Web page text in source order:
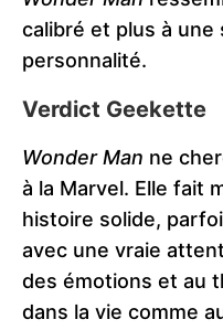
calibré et plus à une
personnalité.
Verdict Geekette
Wonder Man ne
à la Marvel. Elle fait
histoire solide,
avec une vraie
des émotions et au
dans la vie comme